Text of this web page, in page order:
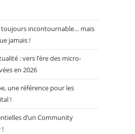
toujours incontournable… mais
jamais !
: vers l’ère des micro-
en 2026
une référence pour les
!
d’un Community
!